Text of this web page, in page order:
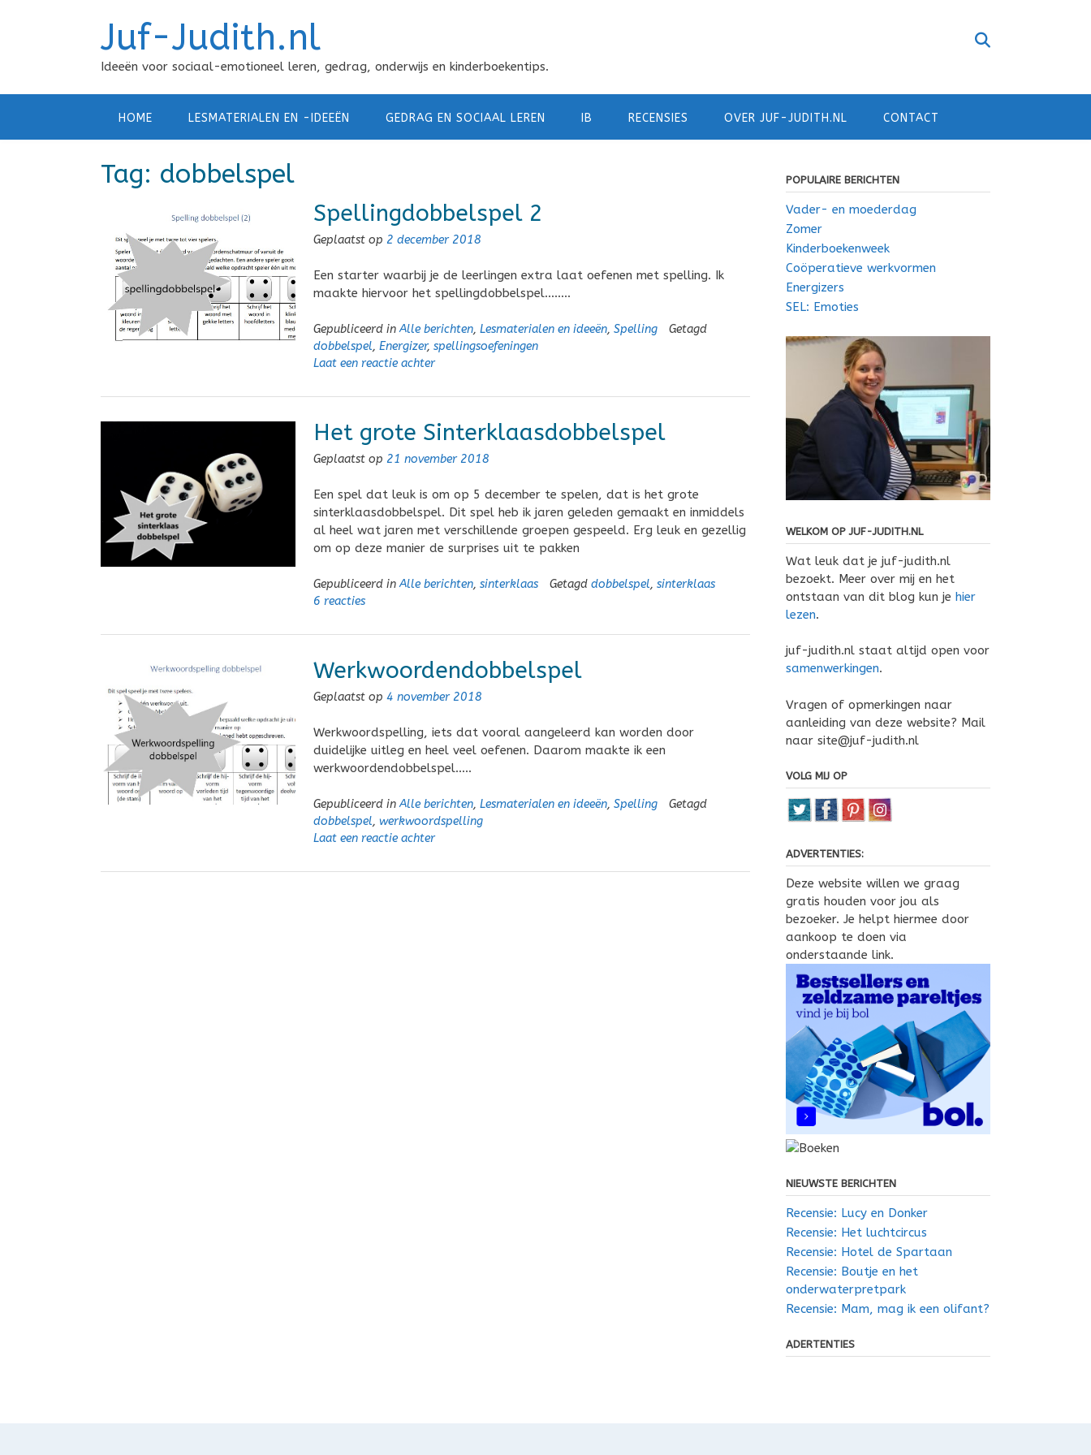
Juf-Judith.nl
Ideeën voor sociaal-emotioneel leren, gedrag, onderwijs en kinderboekentips.
HOME LESMATERIALEN EN -IDEEËN GEDRAG EN SOCIAAL LEREN IB RECENSIES OVER JUF-JUDITH.NL CONTACT
Tag: dobbelspel
Spellingdobbelspel 2
Geplaatst op 2 december 2018
Een starter waarbij je de leerlingen extra laat oefenen met spelling. Ik
maakte hiervoor het spellingdobbelspel……..
Gepubliceerd inAlle berichten, Lesmaterialen en ideeën, Spelling
Getagd
dobbelspel, Energizer, spellingsoefeningen
Laat een reactie achter
Het grote Sinterklaasdobbelspel
Geplaatst op 21 november 2018
Een spel dat leuk is om op 5 december te spelen, dat is het grote
sinterklaasdobbelspel. Dit spel heb ik jaren geleden gemaakt en inmiddels
al heel wat jaren met verschillende groepen gespeeld. Erg leuk en gezellig
om op deze manier de surprises uit te pakken
Gepubliceerd inAlle berichten, sinterklaas Getagd dobbelspel, sinterklaas
6 reacties
Werkwoordendobbelspel
Geplaatst op 4 november 2018
Werkwoordspelling, iets dat vooral aangeleerd kan worden door
duidelijke uitleg en heel veel oefenen. Daarom maakte ik een
werkwoordendobbelspel…..
Gepubliceerd inAlle berichten, Lesmaterialen en ideeën, Spelling
Getagd
dobbelspel, werkwoordspelling
Laat een reactie achter
POPULAIRE BERICHTEN
Vader- en moederdag
Zomer
Kinderboekenweek
Coöperatieve werkvormen
Energizers
SEL: Emoties
WELKOM OP JUF-JUDITH.NL
Wat leuk dat je juf-judith.nl
bezoekt. Meer over mij en het
ontstaan van dit blog kun je hier
lezen.
juf-judith.nl staat altijd open voor
samenwerkingen.
Vragen of opmerkingen naar
aanleiding van deze website? Mail
naar site@juf-judith.nl
VOLG MIJ OP
ADVERTENTIES:
Deze website willen we graag
gratis houden voor jou als
bezoeker. Je helpt hiermee door
aankoop te doen via
onderstaande link.
NIEUWSTE BERICHTEN
Recensie: Lucy en Donker
Recensie: Het luchtcircus
Recensie: Hotel de Spartaan
Recensie: Boutje en het
onderwaterpretpark
Recensie: Mam, mag ik een olifant?
ADERTENTIES